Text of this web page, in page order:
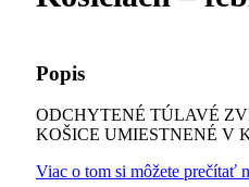
Popis
ODCHYTENÉ TÚLAVÉ
KOŠICE UMIESTNENÉ V
Viac o tom si môžete prečítať